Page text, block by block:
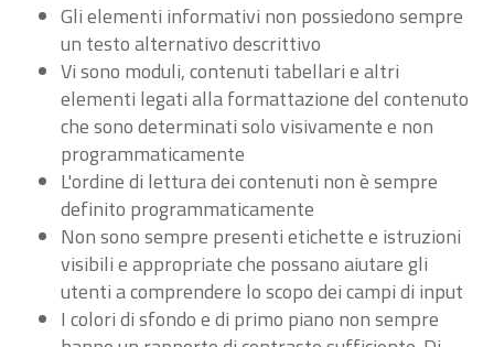
Gli elementi informativi non possiedono sempre
un testo alternativo descrittivo
Vi sono moduli, contenuti tabellari e altri
elementi legati alla formattazione del contenuto
che sono determinati solo visivamente e non
programmaticamente
L'ordine di lettura dei contenuti non è sempre
definito programmaticamente
Non sono sempre presenti etichette e istruzioni
visibili e appropriate che possano aiutare gli
utenti a comprendere lo scopo dei campi di input
I colori di sfondo e di primo piano non sempre